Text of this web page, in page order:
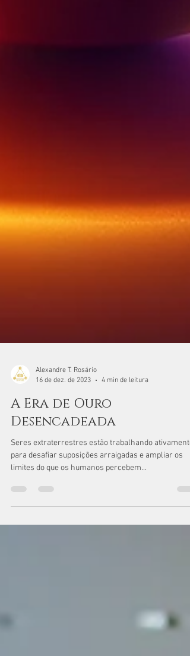
Alexandre T. Rosário
16 de dez. de 2023
4 min de leitura
A Era de Ouro
Desencadeada
para desafiar suposições arraigadas e ampliar os